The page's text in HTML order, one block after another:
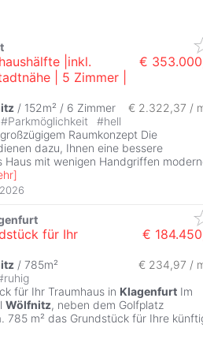
|inkl.
| 5 Zimmer |
€
/ 152m² / 6 Zimmer
€ 2.322,37 /
#Parkmöglichkeit #hell
Raumkonzept Die
dazu, Ihnen eine bessere
Haus mit wenigen Handgriffen
]
für Ihr
€
/ 785m²
€ 234,97 /
ruhig
für Ihr Traumhaus in Klagenfurt Im
Wölfnitz, neben dem Golfplatz
785 m² das Grundstück für Ihre